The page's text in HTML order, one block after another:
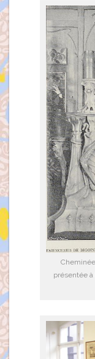
présentée à